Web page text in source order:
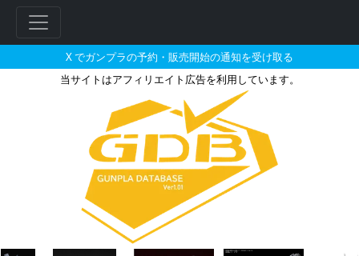
X でガンプラの予約・販売開始の通知を受け取る
当サイトはアフィリエイト広告を利用しています。
HGUC 1/144 ジム・スナイパー